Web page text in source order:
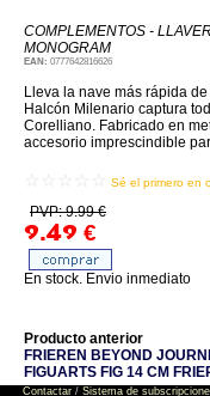
COMPLEMENTOS -
MONOGRAM
EAN: 0777642816626
Lleva la nave más rápida
Halcón Milenario captura
Corelliano. Fabricado en
accesorio imprescindible
Sé el primero en
PVP: 9.99 €
9.49 €
En stock. Envio inmediato
Producto anterior
FRIEREN BEYOND
FIGUARTS FIG 14 CM
Contactar/ Sistema de